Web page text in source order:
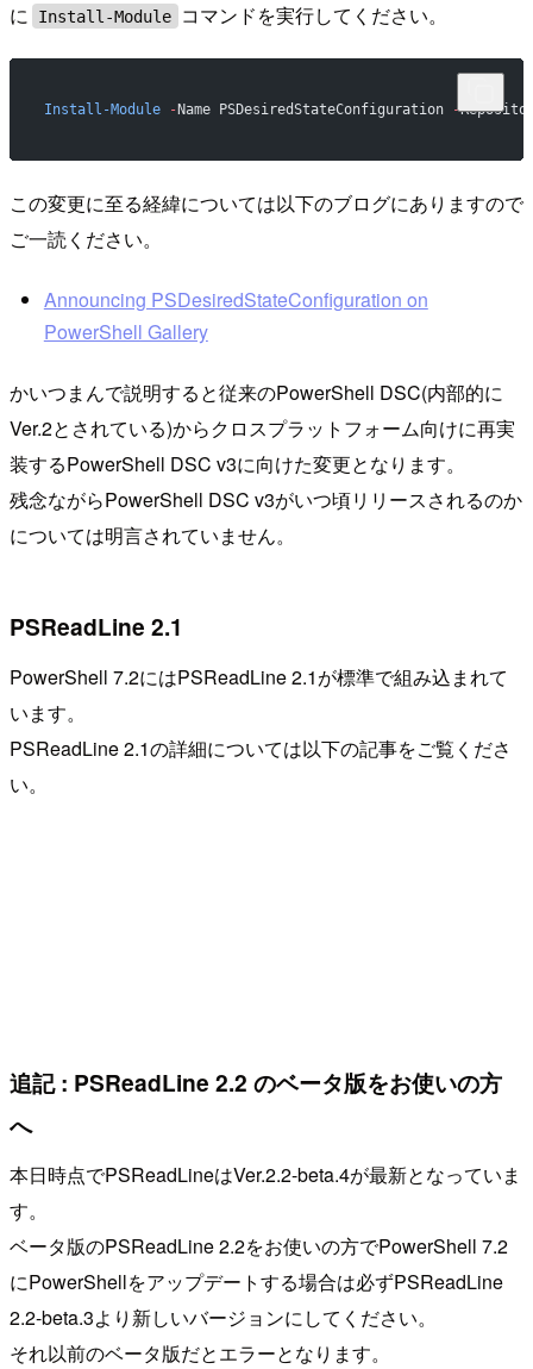
に
Install-Module コマンドを実行してください。
Install-Module - Name PSDesiredStateConfiguration -
この変更に至る経緯については以下のブログにありますので
ご一読ください。
Announcing PSDesiredStateConfiguration on
PowerShell Gallery
かいつまんで説明すると従来のPowerShell DSC(内部的に
Ver.2とされている)からクロスプラットフォーム向けに再実
装するPowerShell DSC v3に向けた変更となります。
残念ながらPowerShell DSC v3がいつ頃リリースされるのか
については明言されていません。
PSReadLine 2.1
PowerShell 7.2にはPSReadLine 2.1が標準で組み込まれて
います。
PSReadLine 2.1の詳細については以下の記事をご覧くださ
い。
追記 : PSReadLine 2.2 のベータ版をお使いの方
へ
本日時点でPSReadLineはVer.2.2-beta.4が最新となっていま
す。
ベータ版のPSReadLine 2.2をお使いの方でPowerShell 7.2
にPowerShellをアップデートする場合は必ずPSReadLine
2.2-beta.3より新しいバージョンにしてください。
それ以前のベータ版だとエラーとなります。